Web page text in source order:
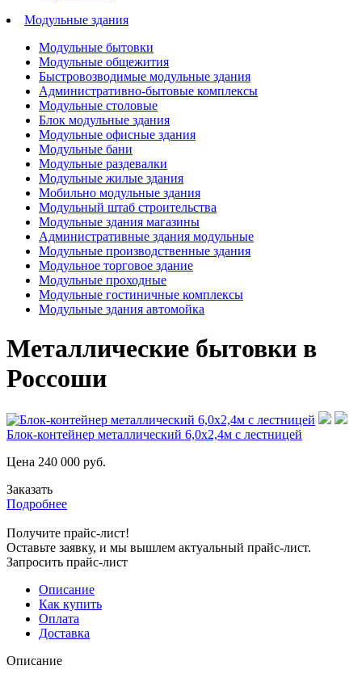
Модульные здания
Модульные бытовки
Модульные общежития
Быстровозводимые модульные здания
Административно-бытовые комплексы
Модульные столовые
Блок модульные здания
Модульные офисные здания
Модульные бани
Модульные раздевалки
Модульные жилые здания
Мобильно модульные здания
Модульный штаб строительства
Модульные здания магазины
Административные здания модульные
Модульные производственные здания
Модульное торговое здание
Модульные проходные
Модульные гостиничные комплексы
Модульные здания автомойка
Металлические бытовки в
Россоши
Блок-контейнер металлический 6,0х2,4м с лестницей
Цена 240 000 руб.
Заказать
Подробнее
Получите прайс-лист!
Оставьте заявку, и мы вышлем актуальный прайс-лист.
Запросить прайс-лист
Описание
Как купить
Оплата
Доставка
Описание